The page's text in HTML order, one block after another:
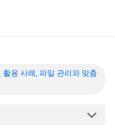
용 사례, 파일 관리와 맞춤